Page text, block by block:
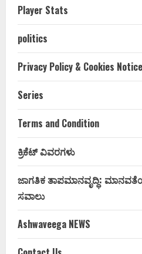
Player Stats
politics
Privacy Policy & Cookies Notice
Series
Terms and Condition
ಕ್ರಿಕೆಟ್ ವಿವರಗಳು
ಜಾಗತಿಕ ತಾಪಮಾನವೃದ್ಧಿ:
ಸವಾಲು
Ashwaveega NEWS